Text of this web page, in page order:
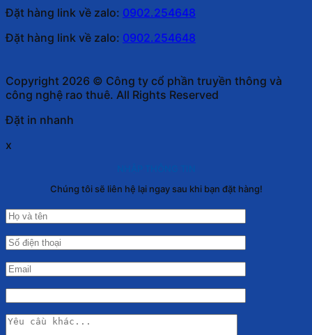
Đặt hàng link về zalo: 0902.254648
Đặt hàng link về zalo: 0902.254648
Copyright 2026 © Công ty cổ phần truyền thông và
công nghệ rao thuê. All Rights Reserved
Đặt in nhanh
x
Chúng tôi sẽ liên hệ lại ngay sau khi bạn đặt hàng!